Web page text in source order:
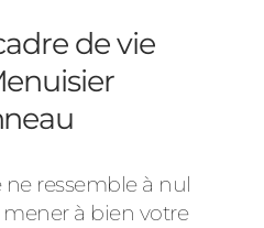
de vie
ressemble à nul
à bien votre